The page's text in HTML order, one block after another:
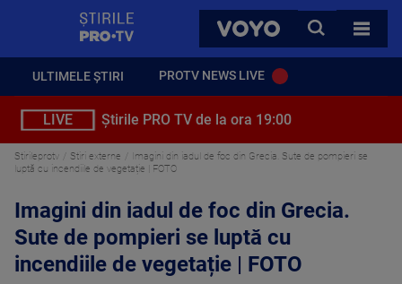
VOYO
CAUTA
TOATE
ULTIMELE ȘTIRI PROTV NEWS LIVE
LIVE Știrile PRO TV de la ora 19:00
Stirileprotv Stiri externe
Imagini din iadul de foc din Grecia. Sute de pompieri se
luptă cu incendiile de vegetație | FOTO
Imagini din iadul de foc din Grecia.
Sute de pompieri se luptă cu
incendiile de vegetație | FOTO